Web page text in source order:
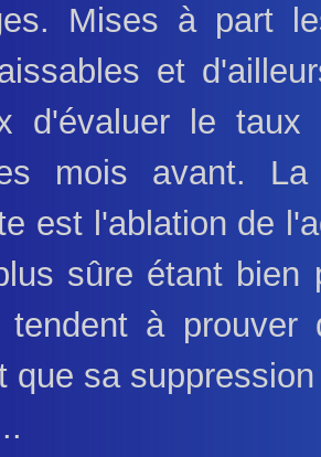
Mises à part
et
d'évaluer le
mois avant.
est l'ablation de
sûre étant bien
tendent à
que sa